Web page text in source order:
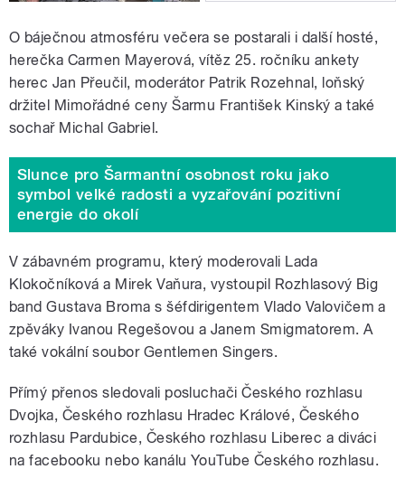
O báječnou atmosféru večera se postarali i další hosté,
herečka Carmen Mayerová, vítěz 25. ročníku ankety
herec Jan Přeučil, moderátor Patrik Rozehnal, loňský
držitel Mimořádné ceny Šarmu František Kinský a také
sochař Michal Gabriel.
Slunce pro Šarmantní osobnost roku jako
symbol velké radosti a vyzařování pozitivní
energie do okolí
V zábavném programu, který moderovali Lada
Klokočníková a Mirek Vaňura, vystoupil Rozhlasový Big
band Gustava Broma s šéfdirigentem Vlado Valovičem a
zpěváky Ivanou Regešovou a Janem Smigmatorem. A
také vokální soubor Gentlemen Singers.
Přímý přenos sledovali posluchači Českého rozhlasu
Dvojka, Českého rozhlasu Hradec Králové, Českého
rozhlasu Pardubice, Českého rozhlasu Liberec a diváci
na facebooku nebo kanálu YouTube Českého rozhlasu.